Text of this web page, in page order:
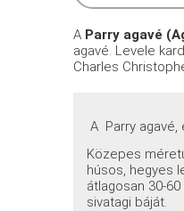
A Parry agavé
agavé. Levele
Charles
A Parry agavé,
Közepes
húsos, hegyes
átlagosan 30-
sivatagi báját.